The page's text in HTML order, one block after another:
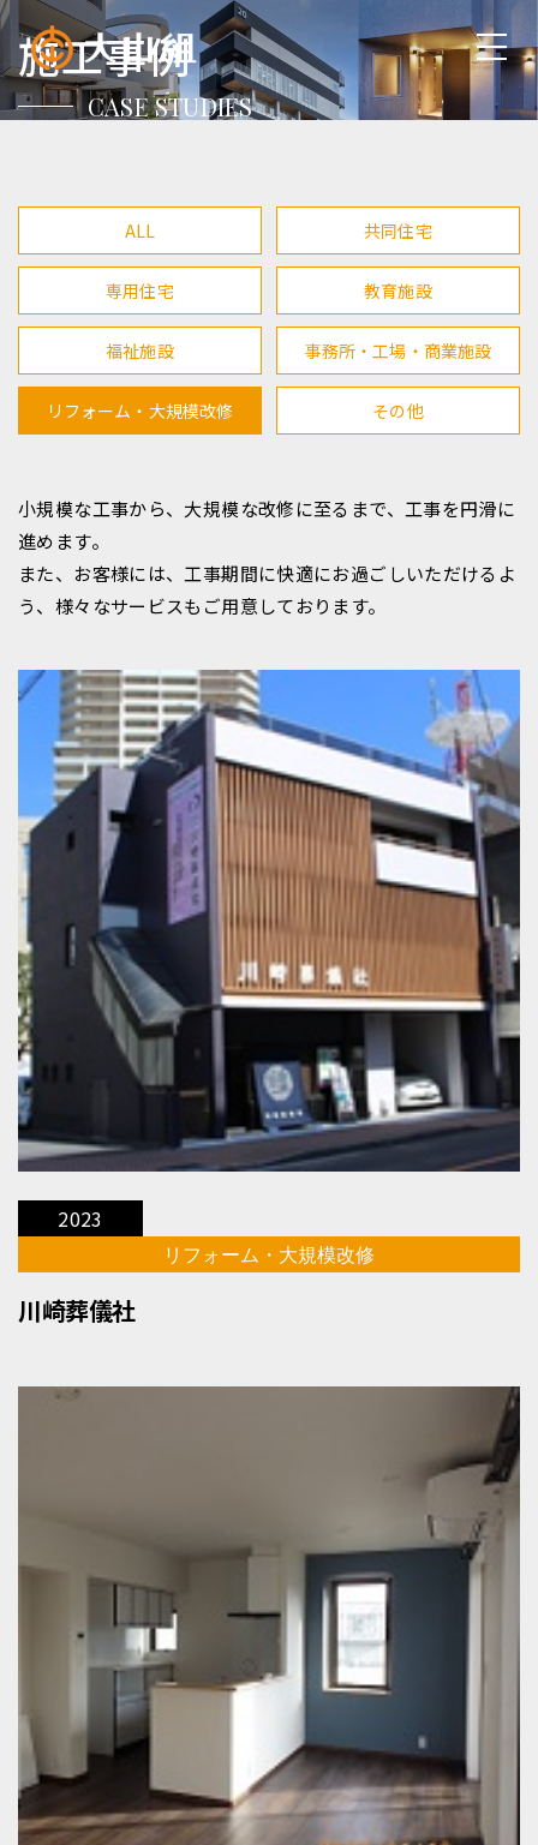
施工事例
CASE STUDIES
ALL 共同住宅
専用住宅 教育施設
福祉施設 事務所・工場・商業施設
リフォーム・大規模改修 その他
小規模な工事から、大規模な改修に至るまで、工事を円滑に
進めます。
また、お客様には、工事期間に快適にお過ごしいただけるよ
う、様々なサービスもご用意しております。
2023
リフォーム・大規模改修
川崎葬儀社